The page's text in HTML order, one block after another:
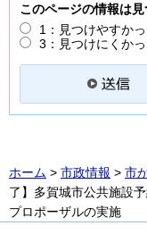
このページの情報は
1：見つけやすか
3：見つけにくか
ホーム > 市政情報 > 市
了】多賀城市公共施設
プロポーザルの実施